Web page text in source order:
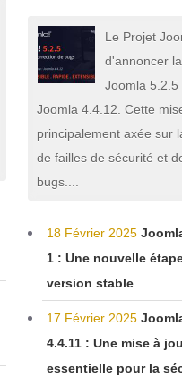
Le Projet
d'annoncer
Joomla 5.2.5
Joomla 4.4.12. Cette
principalement axée sur
de failles de sécurité et
bugs....
18 Février 2025
1 : Une nouvelle
version stable
17 Février 2025
4.4.11 : Une mise à
essentielle pour la